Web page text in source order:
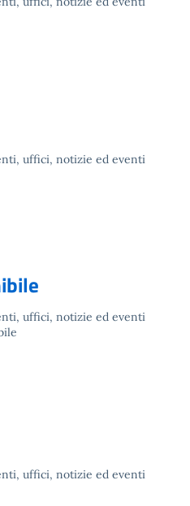
uffici, notizie ed eventi
uffici, notizie ed eventi
uffici, notizie ed eventi